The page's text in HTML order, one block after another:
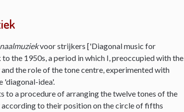
voor strijkers ['Diagonal music for
the 1950s, a period in which I, preoccupied with the
the role of the tone centre, experimented with
'diagonal-idea'.
to a procedure of arranging the twelve tones of the
to their position on the circle of fifths